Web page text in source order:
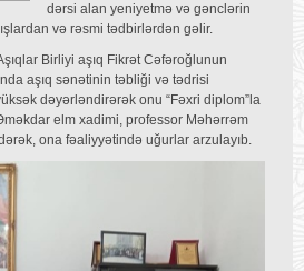
dərsi alan yeniyetmə və gənclərin
və rəsmi tədbirlərdən gəlir.
Birliyi aşıq Fikrət Cəfəroğlunun
aşıq sənətinin təbliği və tədrisi
dəyərləndirərək onu “Fəxri diplom”la
elm xadimi, professor Məhərrəm
ona fəaliyyətində uğurlar arzulayıb.